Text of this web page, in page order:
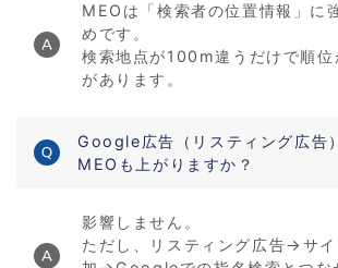
MEOは「検索者の位置情報」に
めです。
検索地点が100m違うだけで順位
があります。
Google広告（リスティング広告
MEOも上がりますか？
影響しません。
ただし、リスティング広告→サ